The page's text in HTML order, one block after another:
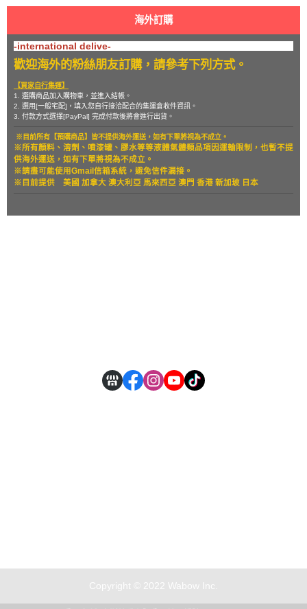
海外訂購
-international delive-
歡迎海外的粉絲朋友訂購，請參考下列方式。
【買家自行集運】
1. 選購商品加入購物車，並進入結帳。
2. 選用[一般宅配]，填入您自行接洽配合的集運倉收件資訊。
3. 付款方式選擇[PayPal] 完成付款後將會進行出貨。
※目前所有【預購商品】皆不提供海外運送，如有下單將視為不成立。
※所有顏料、溶劑、噴漆罐、膠水等等液體氣體類品項因運輸限制，也暫不提
供海外運送，如有下單將視為不成立。
※請盡可能使用Gmail信箱系統，避免信件漏接。
※目前提供 美國 加拿大 澳大利亞 馬來西亞 澳門 香港 新加玻 日本
Copyright © 2022 Wabow Inc.